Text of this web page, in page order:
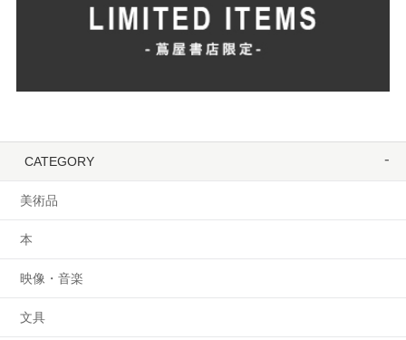
CATEGORY
美術品
本
映像・音楽
文具